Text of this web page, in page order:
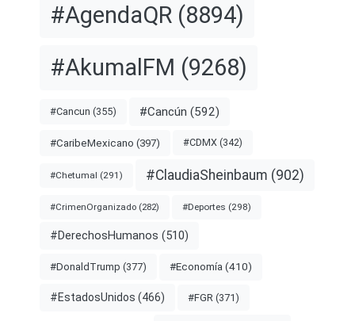
#AgendaQR (8894)
#AkumalFM (9268)
#Cancun (355) #Cancún (592)
#CaribeMexicano (397) #CDMX (342)
#Chetumal (291) #ClaudiaSheinbaum (902)
#CrimenOrganizado (282) #Deportes (298)
#DerechosHumanos (510)
#DonaldTrump (377) #Economía (410)
#EstadosUnidos (466) #FGR (371)